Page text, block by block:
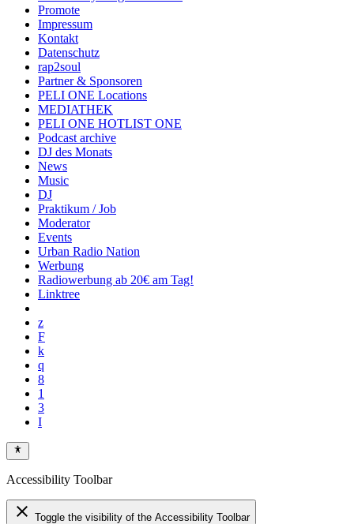
Promote
Impressum
Kontakt
Datenschutz
rap2soul
Partner & Sponsoren
PELI ONE Locations
MEDIATHEK
PELI ONE HOTLIST ONE
Podcast archive
DJ des Monats
News
Music
DJ
Praktikum / Job
Moderator
Events
Urban Radio Nation
Werbung
Radiowerbung ab 20€ am Tag!
Linktree
Accessibility Toolbar
close Toggle the visibility of the Accessibility Toolbar